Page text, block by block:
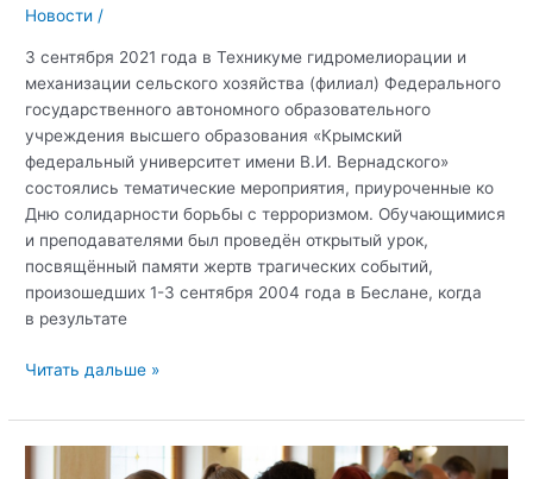
Новости /
3 сентября 2021 года в Техникуме гидромелиорации и
механизации сельского хозяйства (филиал) Федерального
государственного автономного образовательного
учреждения высшего образования «Крымский
федеральный университет имени В.И. Вернадского»
состоялись тематические мероприятия, приуроченные ко
Дню солидарности борьбы с терроризмом. Обучающимися
и преподавателями был проведён открытый урок,
посвящённый памяти жертв трагических событий,
произошедших 1-3 сентября 2004 года в Беслане, когда
в результате
3
2021
года
Читать дальше »